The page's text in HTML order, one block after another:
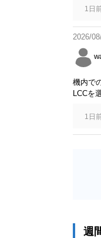
1日
2026/
機内で
LCCを
1日
週